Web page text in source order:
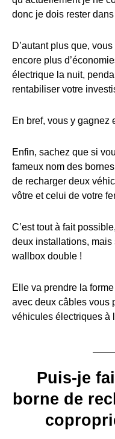
donc je dois rester
D’autant plus que,
encore plus
électrique la nuit,
rentabiliser votre
En bref, vous y gagnez
Enfin, sachez que si
fameux nom des
de recharger deux
vôtre et celui de votre
C’est tout à fait
deux installations,
wallbox double !
Elle va prendre la
avec deux câbles vous
véhicules électriques à
Puis-je
borne de